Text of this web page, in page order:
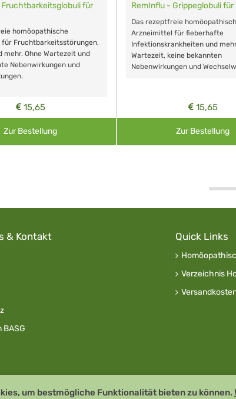
Fruchtbarkeitsglobuli für
homöopathische
Fruchtbarkeitsstörungen,
mehr. Ohne Wartezeit und
Nebenwirkungen und
15,65
Zur Bestellung
RemInflu - Grippeglobuli für
Das rezeptfreie
Arzneimittel für fieberhafte
Infektionskrankheiten und
Wartezeit, keine bekannten
Nebenwirkungen und
15,65
Zur Bestellung
& Kontakt
BASG
Quick Links
Verzeichnis
2026 Team Santé Salvator Apotheke
um bestmögliche Funktionalität bieten zu können.